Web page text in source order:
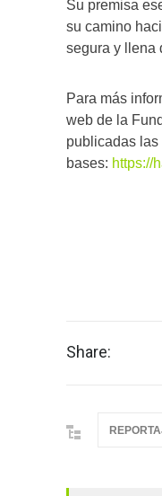
Su premisa
su camino
segura y llena
Para más
web de la
publicadas las
bases: https://
Share: